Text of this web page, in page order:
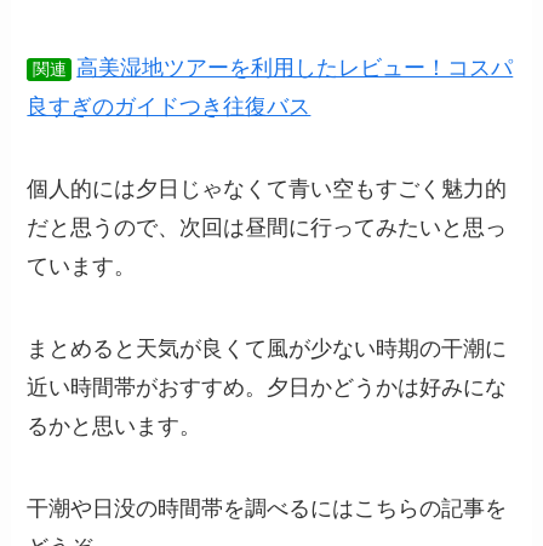
関連
高美湿地ツアーを利用したレビュー！コスパ
良すぎのガイドつき往復バス
個人的には夕日じゃなくて青い空もすごく魅力的
だと思うので、次回は昼間に行ってみたいと思っ
ています。
まとめると天気が良くて風が少ない時期の干潮に
近い時間帯がおすすめ。夕日かどうかは好みにな
るかと思います。
干潮や日没の時間帯を調べるにはこちらの記事を